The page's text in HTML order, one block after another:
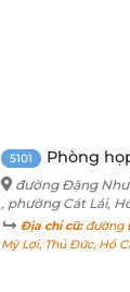
5101 Phòng
đường Đặng Như
, phường Cát Lái,
Địa chỉ cũ:đường
Mỹ Lợi, Thủ Đức, Hồ